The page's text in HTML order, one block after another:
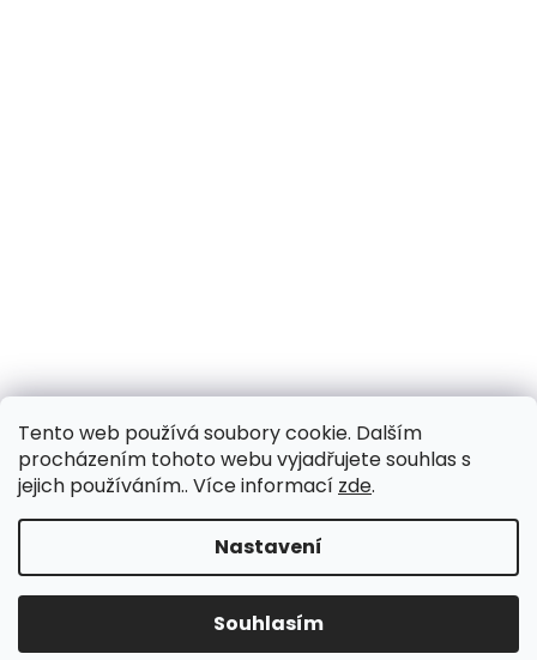
Tento web používá soubory cookie. Dalším
procházením tohoto webu vyjadřujete souhlas s
jejich používáním.. Více informací zde.
Nastavení
Souhlasím